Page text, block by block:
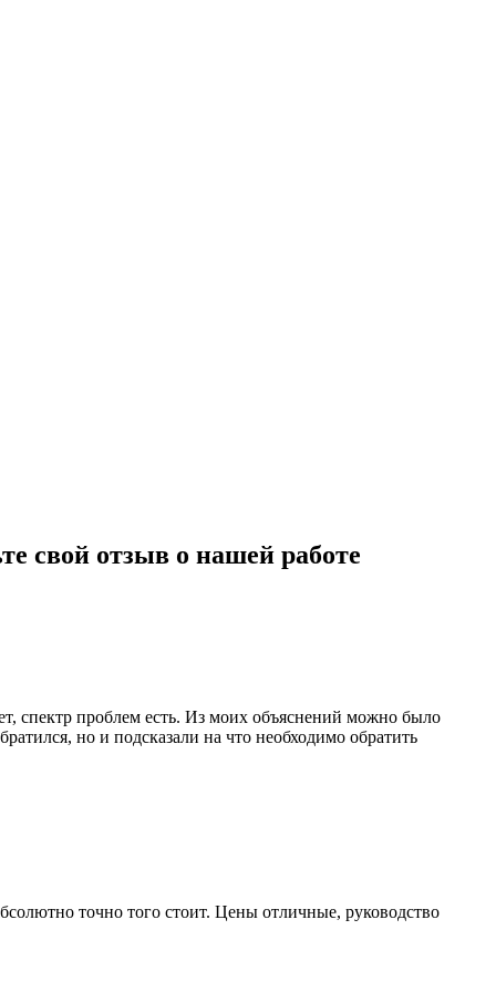
свой отзыв о нашей работе
спектр проблем есть. Из моих объяснений можно было
но и подсказали на что необходимо обратить
точно того стоит. Цены отличные, руководство